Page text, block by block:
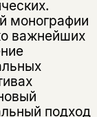
монографии
важнейших
подход